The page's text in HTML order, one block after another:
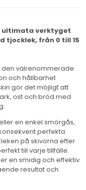
ultimata verktyget
tjocklek, från 0 till 15
den välrenommerade
och hållbarhet
gör det möjligt att
ost och bröd med
en enkel smörgås,
perfekta
på skivorna efter
till varje tillfälle.
en smidig och effektiv
resultat och